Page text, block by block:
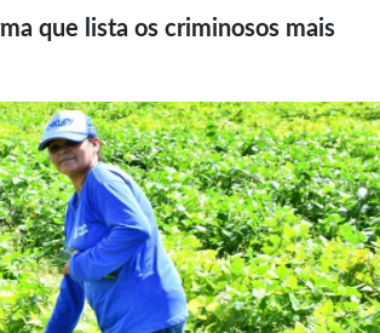
que lista os criminosos mais